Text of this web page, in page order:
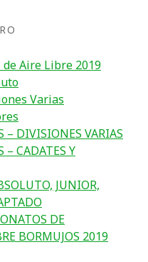
Aire Libre 2019
Varias
– DIVISIONES VARIAS
CADATES Y
JUNIOR,
DE
BORMUJOS 2019